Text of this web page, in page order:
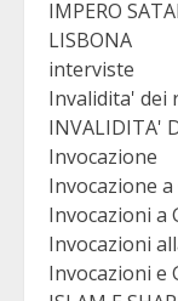
IMPERO
LISBONA
interviste
Invalidita' dei
INVALIDITA'
Invocazione
Invocazione a
Invocazioni a
Invocazioni
Invocazioni e